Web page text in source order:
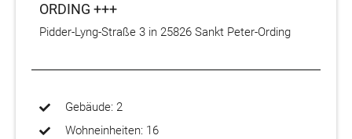
ORDING +++
Pidder-Lyng-Straße 3 in 25826 Sankt Peter-Ording
Gebäude: 2
Wohneinheiten: 16